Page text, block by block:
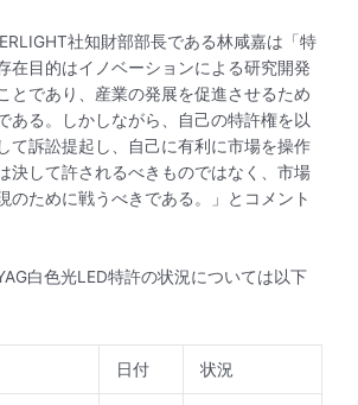
社知財部部長である林咸嘉は「特
在目的はイノベーションによる研究開発
とであり、産業の発展を促進させるため
ある。しかしながら、自己の特許権を以
て訴訟提起し、自己に有利に市場を操作
決して許されるべきものではなく、市場
のために戦うべきである。」とコメント
白色光LED特許の状況については以下
日付 状況